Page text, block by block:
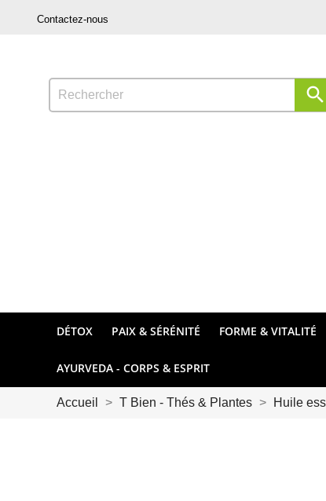
Contactez-nous

DÉTOX PAIX & SÉRÉNITÉ FORME & VITALITÉ
AYURVEDA - CORPS & ESPRIT
Accueil T Bien - Thés & Plantes Huile